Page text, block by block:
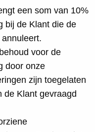
een som van 10%
bij de Klant die de
voor de
door onze
zijn toegelaten
de Klant gevraagd